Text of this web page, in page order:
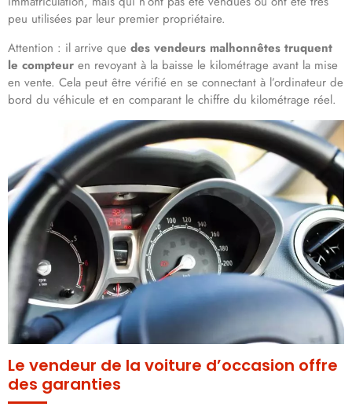
peu utilisées par leur premier propriétaire.
Attention : il arrive que des vendeurs malhonnêtes truquent
le compteur en revoyant à la baisse le kilométrage avant la mise
en vente. Cela peut être vérifié en se connectant à l’ordinateur de
bord du véhicule et en comparant le chiffre du kilométrage réel.
Le vendeur de la voiture d’occasion offre
des garanties